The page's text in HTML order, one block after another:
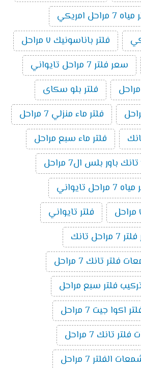
امريكي
فلتر باناسونيك ٧ مراحل
سعر فلتر 7 مراحل تايواني
فلتر بلو سكاى
فلتر ماء منزلي 7 مراحل
فلتر ماء سبع مراحل
تايواني
فلتر تايواني
تانك
فلتر تانك 7 مراحل
فلتر سبع مراحل
اكوا جيت 7 مراحل
تانك 7 مراحل
الفلتر 7 مراحل